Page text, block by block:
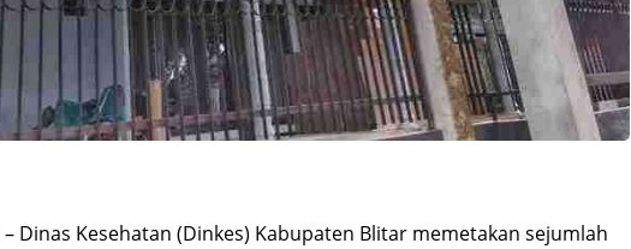
– Dinas Kesehatan (Dinkes) Kabupaten Blitar memetakan sejumlah